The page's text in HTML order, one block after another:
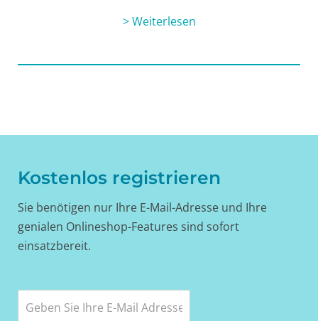
> Weiterlesen
Kostenlos registrieren
Sie benötigen nur Ihre E-Mail-Adresse und Ihre
genialen Onlineshop-Features sind sofort
einsatzbereit.